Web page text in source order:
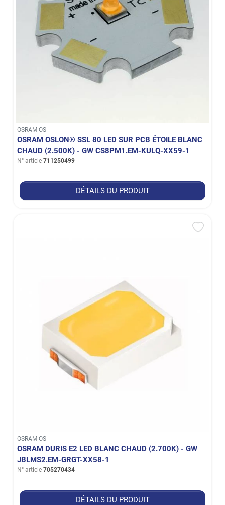
OSRAM OS
OSRAM OSLON® SSL 80 LED SUR PCB ÉTOILE BLANC
CHAUD (2.500K) - GW CS8PM1.EM-KULQ-XX59-1
N° article 711250499
DÉTAILS DU PRODUIT
OSRAM OS
OSRAM DURIS E2 LED BLANC CHAUD (2.700K) - GW
JBLMS2.EM-GRGT-XX58-1
N° article 705270434
DÉTAILS DU PRODUIT